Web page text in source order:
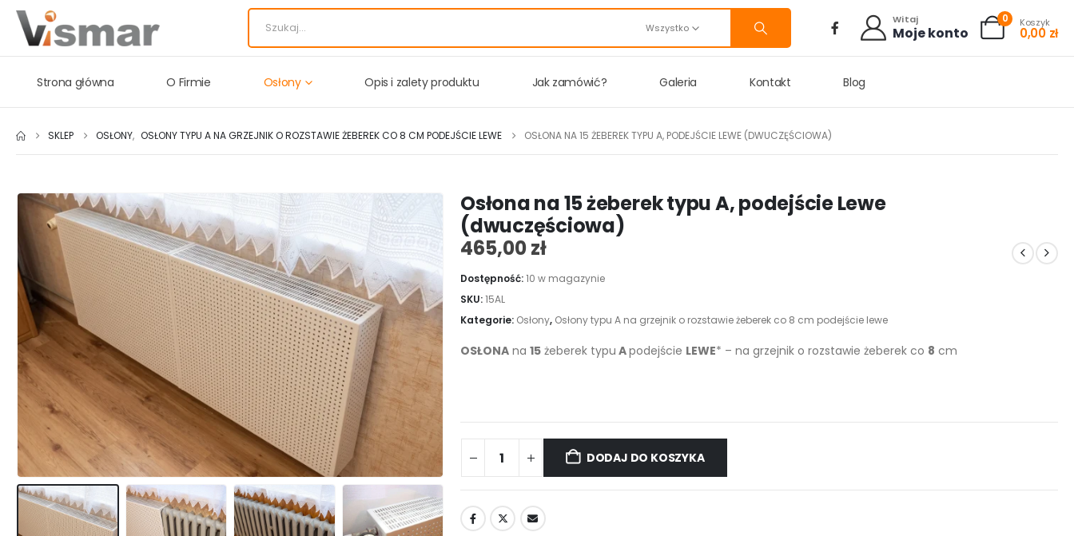
Wszystko
Witaj
Moje konto
0 Koszyk
0,00 zł
Strona główna O Firmie Osłony Opis i zalety produktu Jak zamówić? Galeria Kontakt Blog
SKLEP OSŁONY, OSŁONY TYPU A NA GRZEJNIK O ROZSTAWIE ŻEBEREK CO 8 CM PODEJŚCIE LEWE OSŁONA NA 15 ŻEBEREK TYPU A, PODEJŚCIE LEWE (DWUCZĘŚCIOWA)
Osłona na 15 żeberek typu A, podejście Lewe
(dwuczęściowa)
465,00zł
Dostępność:10 w magazynie
SKU:15AL
Kategorie: Osłony, Osłony typu A na grzejnik o rozstawie żeberek co 8 cm podejście lewe
OSŁONA na15 żeberek typu Apodejście LEWE* – na grzejnik o rozstawie żeberek co 8 cm
DODAJ DO KOSZYKA